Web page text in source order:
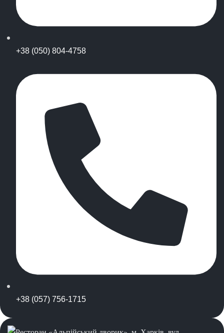
+38 (050) 804-4758
+38 (057) 756-1715